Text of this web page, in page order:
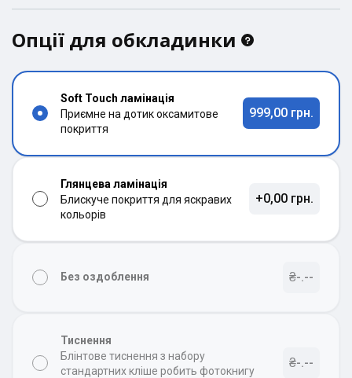
Опції для обкладинки
Soft Touch ламінація
Приємне на дотик оксамитове
покриття
999,00 грн.
Глянцева ламінація
Блискуче покриття для яскравих
кольорів
+0,00 грн.
Без оздоблення ₴-.--
Тиснення
Блінтове тиснення з набору
стандартних кліше робить фотокнигу
₴-.--